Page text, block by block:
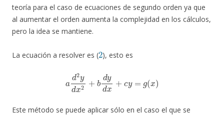
teoría para el caso de ecuaciones de segundo orden ya que
al aumentar el orden aumenta la complejidad en los cálculos,
pero la idea se mantiene.
La ecuación a resolver es (
2
), esto es
2yd bd
Este método se puede aplicar sólo en el caso el que se